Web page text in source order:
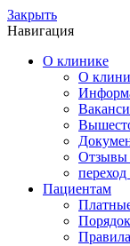
Закрыть
Навигация
О клинике
О
Отзывы
переход
Пациентам